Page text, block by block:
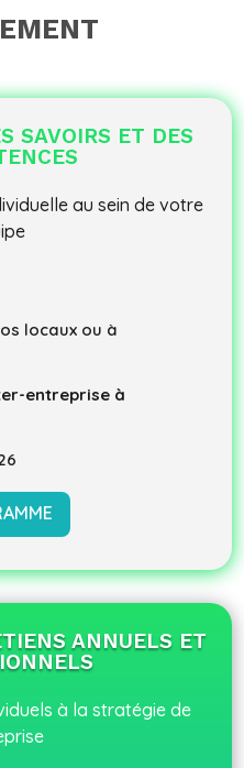
SAVOIRS ET DES
au sein de votre
locaux ou à
entreprise à
ANNUELS ET
à la stratégie de